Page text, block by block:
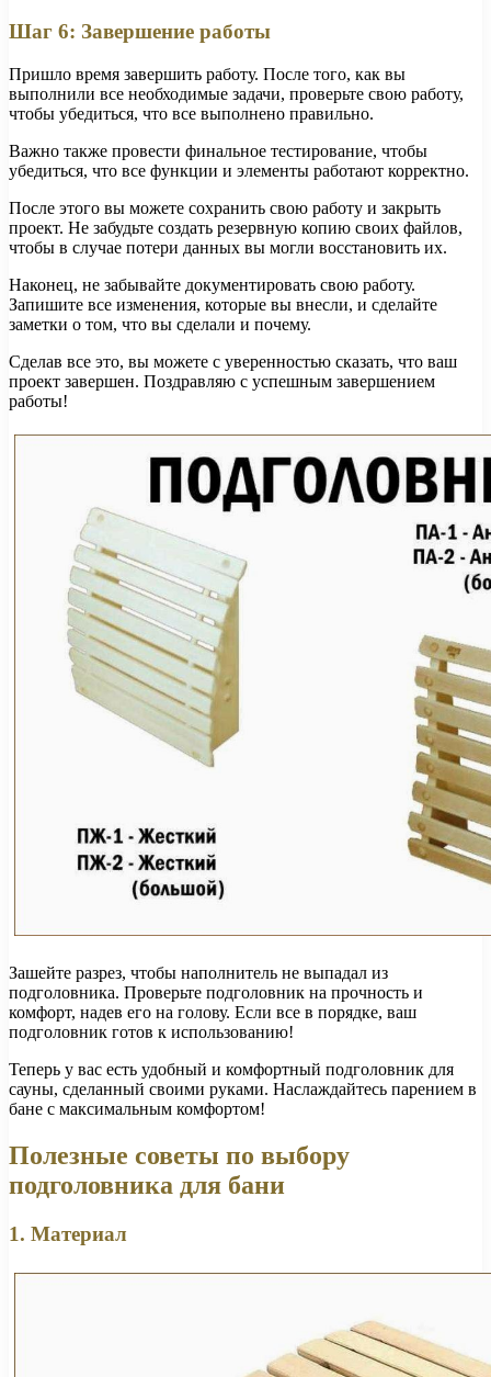
Шаг 6: Завершение работы
Пришло время завершить работу. После того, как вы
выполнили все необходимые задачи, проверьте свою работу,
чтобы убедиться, что все выполнено правильно.
Важно также провести финальное тестирование, чтобы
убедиться, что все функции и элементы работают корректно.
После этого вы можете сохранить свою работу и закрыть
проект. Не забудьте создать резервную копию своих файлов,
чтобы в случае потери данных вы могли восстановить их.
Наконец, не забывайте документировать свою работу.
Запишите все изменения, которые вы внесли, и сделайте
заметки о том, что вы сделали и почему.
Сделав все это, вы можете с уверенностью сказать, что ваш
проект завершен. Поздравляю с успешным завершением
работы!
Зашейте разрез, чтобы наполнитель не выпадал из
подголовника. Проверьте подголовник на прочность и
комфорт, надев его на голову. Если все в порядке, ваш
подголовник готов к использованию!
Теперь у вас есть удобный и комфортный подголовник для
сауны, сделанный своими руками. Наслаждайтесь парением в
бане с максимальным комфортом!
Полезные советы по выбору
подголовника для бани
1. Материал